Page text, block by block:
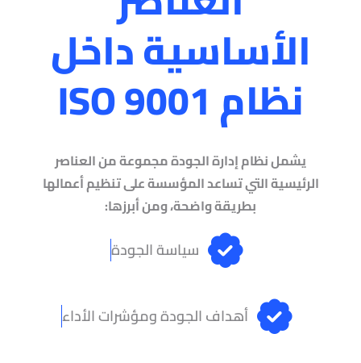
الأساسية داخل
نظام ISO 9001
يشمل نظام إدارة الجودة مجموعة من العناصر
الرئيسية التي تساعد المؤسسة على تنظيم أعمالها
بطريقة واضحة، ومن أبرزها:
سياسة الجودة
أهداف الجودة ومؤشرات الأداء